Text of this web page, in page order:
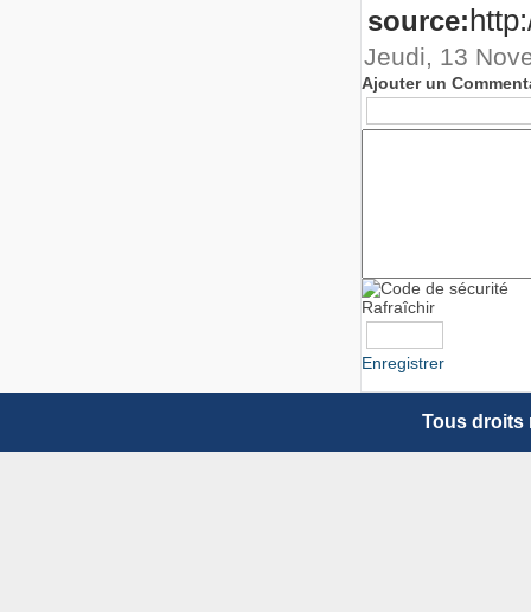
source:
Jeudi, 13
Ajouter un
Rafraîchir
Enregistrer
Tous droits